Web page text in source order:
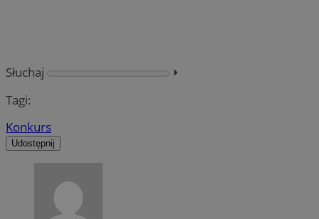
Słuchaj
⏵︎
Tagi:
Konkurs
Udostępnij